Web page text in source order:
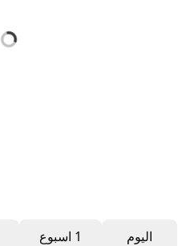
اليوم
1 اسبوع